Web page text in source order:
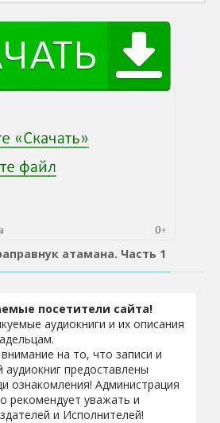
атамана. Часть 1
посетители сайта!
аудиокниги и их описания
на то, что записи и
предоставлены
ознакомления! Администрация
рекомендует уважать и
и Исполнителей!